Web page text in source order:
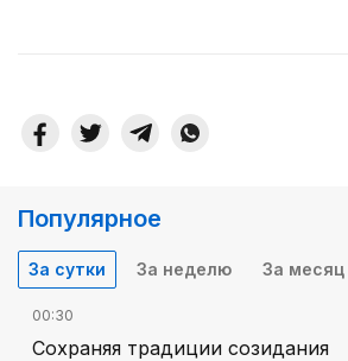
Популярное
За сутки За неделю За месяц
00:30
Сохраняя традиции созидания